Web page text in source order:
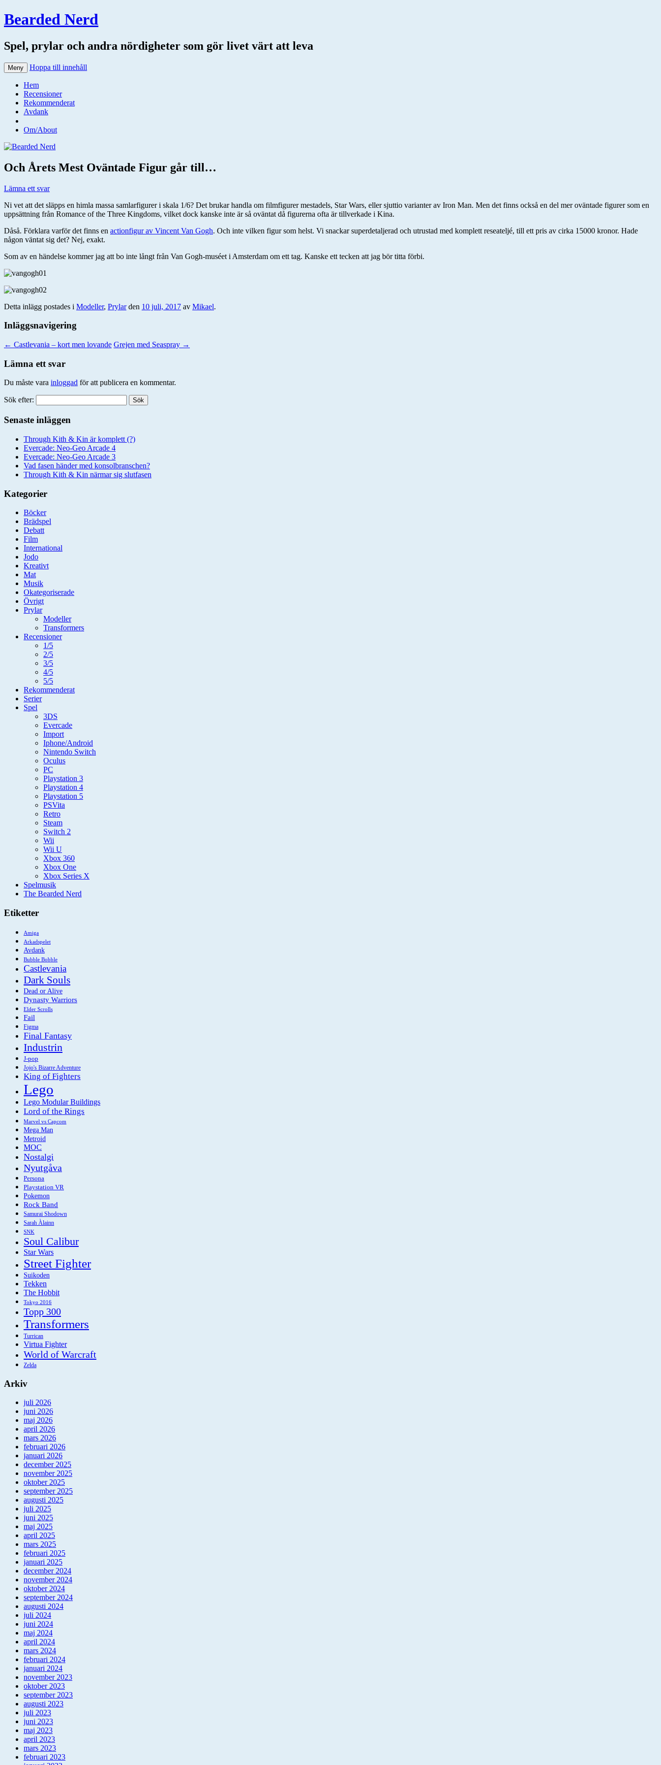
Bearded Nerd
Spel, prylar och andra nördigheter som gör livet värt att leva
Meny Hoppa till innehåll
Hem
Recensioner
Rekommenderat
Avdank
Om/About
Och Årets Mest Oväntade Figur går till…
Lämna ett svar
Ni vet att det släpps en himla massa samlarfigurer i skala 1/6? Det brukar handla om filmfigurer mestadels, Star Wars, eller sjuttio varianter av Iron Man. Men det finns också en del mer oväntade figurer som en
uppsättning från Romance of the Three Kingdoms, vilket dock kanske inte är så oväntat då figurerna ofta är tillverkade i Kina.
Dåså. Förklara varför det finns en actionfigur av Vincent Van Gogh. Och inte vilken figur som helst. Vi snackar superdetaljerad och utrustad med komplett reseateljé, till ett pris av cirka 15000 kronor. Hade
någon väntat sig det? Nej, exakt.
Som av en händelse kommer jag att bo inte långt från Van Gogh-muséet i Amsterdam om ett tag. Kanske ett tecken att jag bör titta förbi.
Detta inlägg postades i Modeller, Prylarden 10 juli, 2017 av Mikael.
Inläggsnavigering
← Castlevania – kort men lovande Grejen med Seaspray →
Lämna ett svar
Du måste vara inloggad för att publicera en kommentar.
Sök efter:
Senaste inläggen
Through Kith & Kin är komplett (?)
Evercade: Neo-Geo Arcade 4
Evercade: Neo-Geo Arcade 3
Vad fasen händer med konsolbranschen?
Through Kith & Kin närmar sig slutfasen
Kategorier
Böcker
Brädspel
Debatt
Film
International
Jodo
Kreativt
Mat
Musik
Okategoriserade
Övrigt
Prylar
Modeller
Transformers
Recensioner
1/5
2/5
3/5
4/5
5/5
Rekommenderat
Serier
Spel
3DS
Evercade
Import
Iphone/Android
Nintendo Switch
Oculus
PC
Playstation 3
Playstation 4
Playstation 5
PSVita
Retro
Steam
Switch 2
Wii
Wii U
Xbox 360
Xbox One
Xbox Series X
Spelmusik
The Bearded Nerd
Etiketter
Amiga
Arkadspelet
Avdank
Bubble Bobble
Castlevania
Dark Souls
Dead or Alive
Dynasty Warriors
Elder Scrolls
Fail
Figma
Final Fantasy
Industrin
J-pop
Jojo's Bizarre Adventure
King of Fighters
Lego
Lego Modular Buildings
Lord of the Rings
Marvel vs Capcom
Mega Man
Metroid
MOC
Nostalgi
Nyutgåva
Persona
Playstation VR
Pokemon
Rock Band
Samurai Shodown
Sarah Àlainn
SNK
Soul Calibur
Star Wars
Street Fighter
Suikoden
Tekken
The Hobbit
Tokyo 2016
Topp 300
Transformers
Turrican
Virtua Fighter
World of Warcraft
Zelda
Arkiv
juli 2026
juni 2026
maj 2026
april 2026
mars 2026
februari 2026
januari 2026
december 2025
november 2025
oktober 2025
september 2025
augusti 2025
juli 2025
juni 2025
maj 2025
april 2025
mars 2025
februari 2025
januari 2025
december 2024
november 2024
oktober 2024
september 2024
augusti 2024
juli 2024
juni 2024
maj 2024
april 2024
mars 2024
februari 2024
januari 2024
november 2023
oktober 2023
september 2023
augusti 2023
juli 2023
juni 2023
maj 2023
april 2023
mars 2023
februari 2023